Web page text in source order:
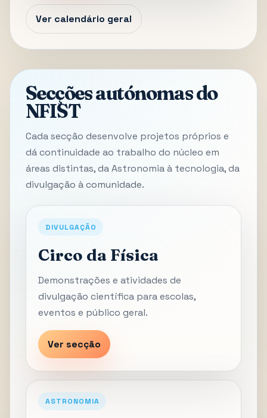
Ver calendário geral
Secções autónomas do
NFIST
Cada secção desenvolve projetos próprios e
dá continuidade ao trabalho do núcleo em
áreas distintas, da Astronomia à tecnologia, da
divulgação à comunidade.
DIVULGAÇÃO
Circo da Física
Demonstrações e atividades de
divulgação científica para escolas,
eventos e público geral.
Ver secção
ASTRONOMIA